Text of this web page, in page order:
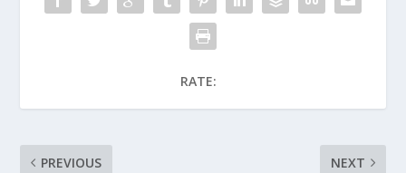
RATE:
PREVIOUS NEXT